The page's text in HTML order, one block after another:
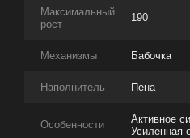
Максимальный
рост
190
Механизмы Бабочка
Наполнитель Пена
Особенности
Активное
Усиленная